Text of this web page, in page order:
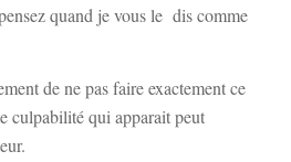
quand je vous le dis comme
de ne pas faire exactement ce
culpabilité qui apparait peut